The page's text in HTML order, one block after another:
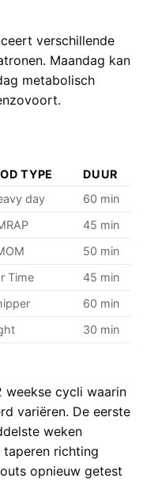
verschillende
Maandag kan
metabolisch
TYPE
DUUR
day
60 min
45 min
50 min
Time
45 min
60 min
30 min
weekse cycli waarin
variëren. De eerste
weken
taperen richting
opnieuw getest